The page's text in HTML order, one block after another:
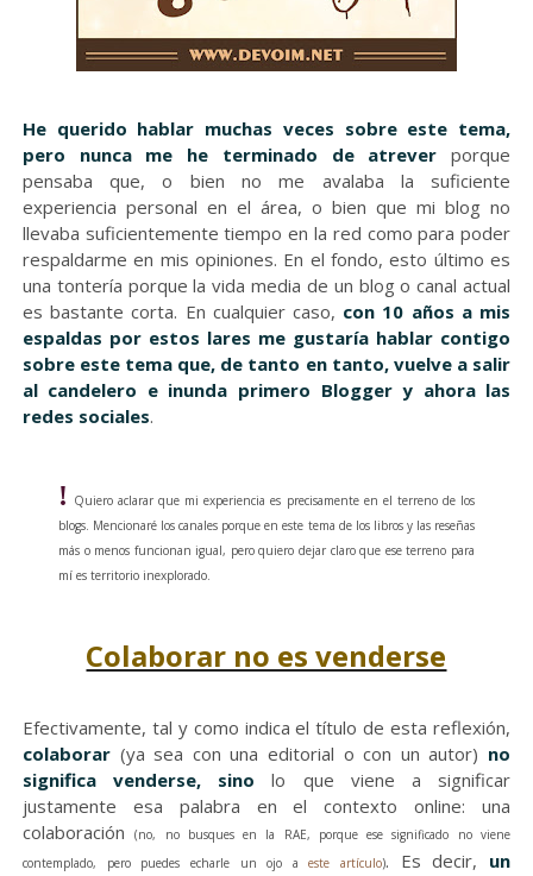
He querido hablar muchas veces sobre este tema,
pero nunca me he terminado de atrever porque
pensaba que, o bien no me avalaba la suficiente
experiencia personal en el área, o bien que mi blog no
llevaba suficientemente tiempo en la red como para poder
respaldarme en mis opiniones. En el fondo, esto último es
una tontería porque la vida media de un blog o canal actual
es bastante corta. En cualquier caso, con 10 años a mis
espaldas por estos lares me gustaría hablar contigo
sobre este tema que, de tanto en tanto, vuelve a salir
al candelero e inunda primero Blogger y ahora las
redes sociales.
! Quiero aclarar que mi experiencia es precisamente en el terreno de los
blogs. Mencionaré los canales porque en este tema de los libros y las reseñas
más o menos funcionan igual, pero quiero dejar claro que ese terreno para
mí es territorio inexplorado.
Colaborar no es venderse
Efectivamente, tal y como indica el título de esta reflexión,
colaborar (ya sea con una editorial o con un autor) no
significa venderse, sino lo que viene a significar
justamente esa palabra en el contexto online: una
colaboración(no, no busques en la RAE, porque ese significado no viene
contemplado, pero puedes echarle un ojo aeste artículo). Es decir, un